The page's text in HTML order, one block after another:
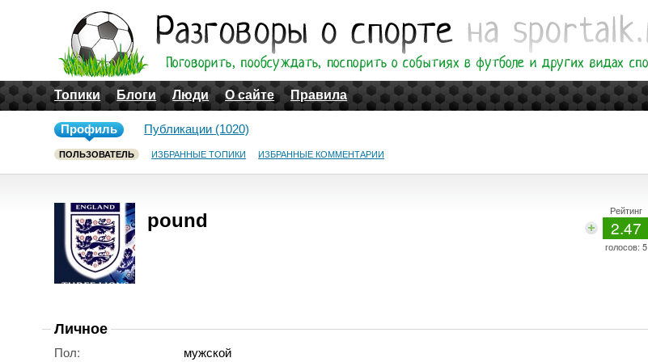
Топики Блоги Люди О сайте Правила
Профиль
ПОЛЬЗОВАТЕЛЬ ИЗБРАННЫЕ ТОПИКИ ИЗБРАННЫЕ КОММЕНТАРИИ
Публикации (1020)
Рейтинг
2.47
голосов:5
pound
Личное
Пол:
мужской